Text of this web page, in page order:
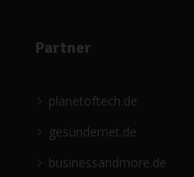
Partner
planetoftech.de
gesündernet.de
businessandmore.de